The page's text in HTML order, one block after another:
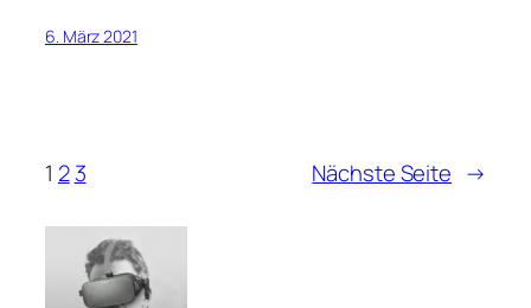
6. März 2021
1 2 3 Nächste Seite →